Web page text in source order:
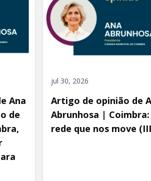
Ana
de
jul 30, 2026
Artigo de opinião de
Abrunhosa |
rede que nos move